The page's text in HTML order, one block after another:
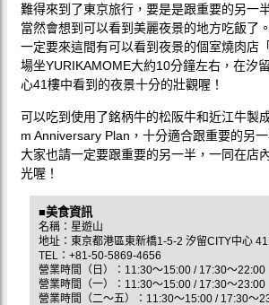
難得來到了東京旅行，要是是跟重要的另一
當然會想到可以看到美麗夜景的地方吃飯了
一定要來這間有可以看到夜景的個室燒肉店
場坐YURIKAMOME大約10分鐘左右，在汐
心41樓中看到的夜景十分的壯觀喔！
可以吃到使用了銘柄牛的松阪牛和近江牛製
m Anniversary Plan，十分適合跟重要的另
大家也請一定要跟重要的另一半，一同在店
光喔！
■美食資訊
名稱：星遊山
地址：東京都港區東新橋1-5-2 汐留CITY中心
TEL：+81-50-5869-4656
營業時間（日）：11:30～15:00 / 17:30～22:00
營業時間（一）：11:30～15:00 / 17:30～23:00
營業時間（二～五）：11:30～15:00 / 17:30～